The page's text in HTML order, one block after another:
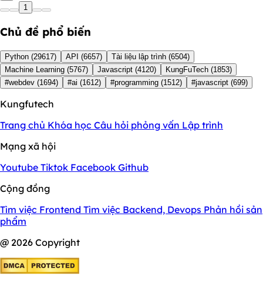
1
Chủ đề phổ biến
Python (29617) API (6657) Tài liệu lập trình (6504)
Machine Learning (5767) Javascript (4120) KungFuTech (1853)
#webdev (1694) #ai (1612) #programming (1512) #javascript (699)
Kungfutech
Trang chủ Khóa học Câu hỏi phỏng vấn Lập trình
Mạng xã hội
Youtube Tiktok Facebook Github
Cộng đồng
Tìm việc Frontend Tìm việc Backend, Devops Phản hồi sản
phẩm
@ 2026 Copyright